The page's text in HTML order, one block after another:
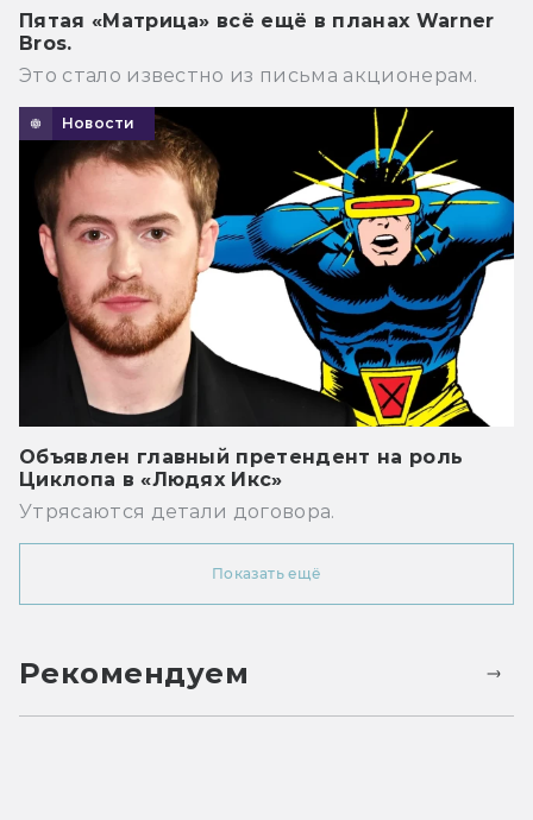
Пятая «Матрица» всё ещё в планах Warner
Bros.
Это стало известно из письма акционерам.
Новости
Объявлен главный претендент на роль
Циклопа в «Людях Икс»
Утрясаются детали договора.
Показать ещё
Рекомендуем